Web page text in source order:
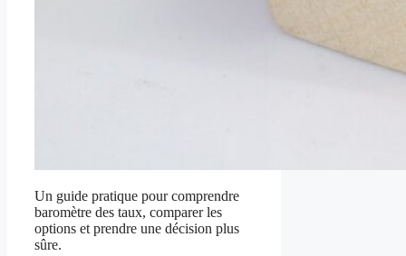
Un guide pratique pour comprendre
baromètre des taux, comparer les
options et prendre une décision plus
sûre.